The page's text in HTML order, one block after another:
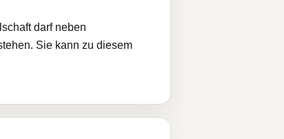
darf neben
Sie kann zu diesem